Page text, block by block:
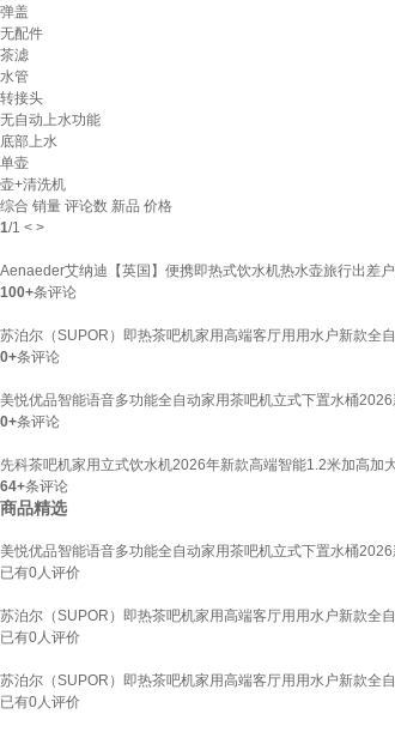
弹盖
无配件
茶滤
水管
转接头
无自动上水功能
底部上水
单壶
壶+清洗机
综合 销量 评论数 新品 价格
1/1 < >
Aenaeder艾纳迪【英国】便携即热式饮水机热水壶旅行出差
100+条评论
苏泊尔（SUPOR）即热茶吧机家用高端客厅用用水户新款全
0+条评论
美悦优品智能语音多功能全自动家用茶吧机立式下置水桶
0+条评论
先科茶吧机家用立式饮水机2026年新款高端智能1.2米加高加
64+条评论
商品精选
美悦优品智能语音多功能全自动家用茶吧机立式下置水桶
已有0人评价
苏泊尔（SUPOR）即热茶吧机家用高端客厅用用水户新款全
已有0人评价
苏泊尔（SUPOR）即热茶吧机家用高端客厅用用水户新款全
已有0人评价